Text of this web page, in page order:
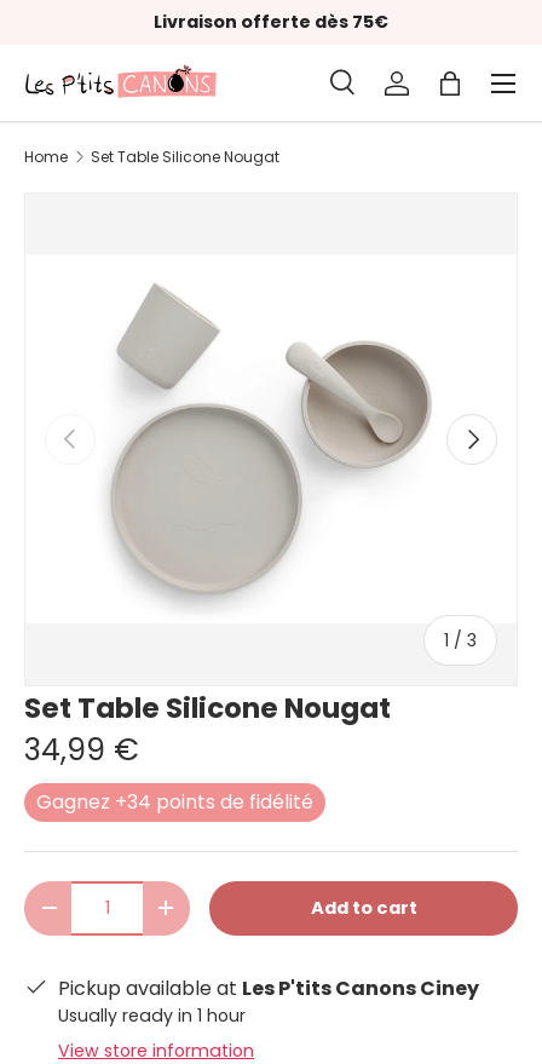
Livraison offerte dès 75€
Search
Product type
SearchLog inBag
Menu
Home Set Table Silicone Nougat
Previous
1 / of
3
Next
Set Table Silicone Nougat
34,99 €
Gagnez +34 points de fidélité
Qty
-
+ Add to cart
Pickup available at Les P'tits Canons Ciney
Usually ready in 1 hour
View store information